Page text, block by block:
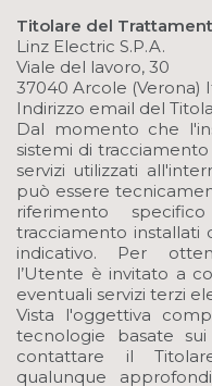
Titolare del
Linz Electric S.P.A.
Viale del lavoro, 30
37040 Arcole (Verona)
Indirizzo email del
Dal momento che
sistemi di
servizi utilizzati
può essere
riferimento
tracciamento installati
indicativo. Per
l’Utente è invitato a
eventuali servizi terzi
Vista l'oggettiva
tecnologie basate
contattare il
qualunque